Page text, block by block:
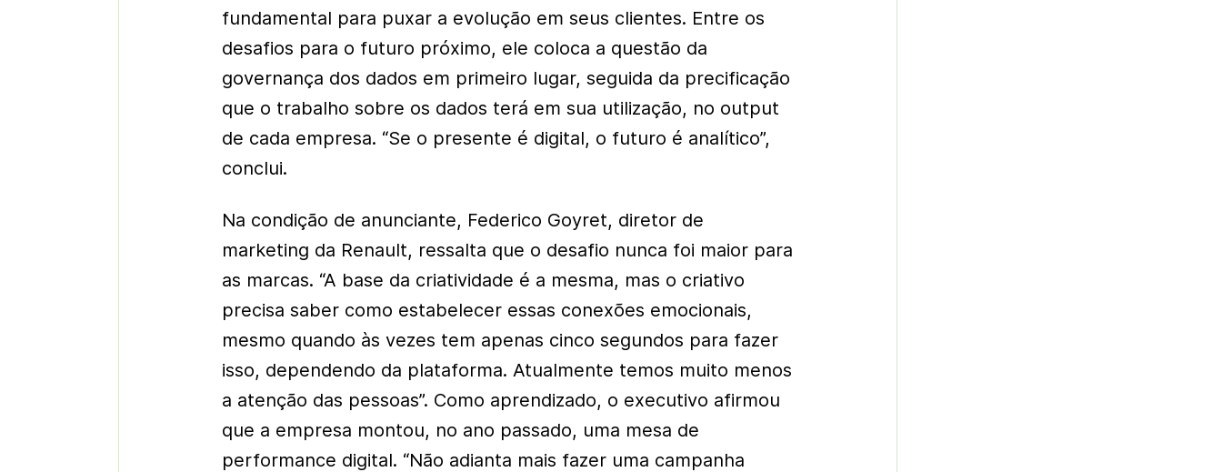
fundamental para puxar a evolução em seus clientes. Entre os
desafios para o futuro próximo, ele coloca a questão da
governança dos dados em primeiro lugar, seguida da precificação
que o trabalho sobre os dados terá em sua utilização, no output
de cada empresa. “Se o presente é digital, o futuro é analítico”,
conclui.
Na condição de anunciante, Federico Goyret, diretor de
marketing da Renault, ressalta que o desafio nunca foi maior para
as marcas. “A base da criatividade é a mesma, mas o criativo
precisa saber como estabelecer essas conexões emocionais,
mesmo quando às vezes tem apenas cinco segundos para fazer
isso, dependendo da plataforma. Atualmente temos muito menos
a atenção das pessoas”. Como aprendizado, o executivo afirmou
que a empresa montou, no ano passado, uma mesa de
performance digital. “Não adianta mais fazer uma campanha